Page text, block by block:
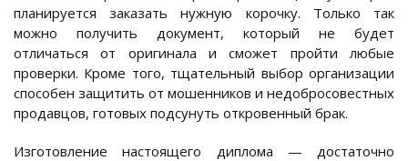
планируется заказать нужную корочку. Только так
можно получить документ, который не будет
отличаться от оригинала и сможет пройти любые
проверки. Кроме того, тщательный выбор организации
способен защитить от мошенников и недобросовестных
продавцов, готовых подсунуть откровенный брак.
Изготовление настоящего диплома — достаточно